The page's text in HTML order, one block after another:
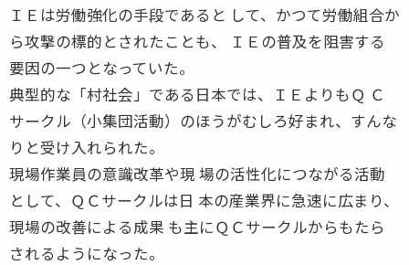
ＩＥは労働強化の手段であると して、かつて労働組合か
ら攻撃の標的とされたことも、 ＩＥの普及を阻害する
要因の一つとなっていた。
典型的な「村社会」である日本では、ＩＥよりもＱ Ｃ
サークル（小集団活動）のほうがむしろ好まれ、すんな
りと受け入れられた。
現場作業員の意識改革や現 場の活性化につながる活動
として、ＱＣサークルは日 本の産業界に急速に広まり、
現場の改善による成果 も主にＱＣサークルからもたら
されるようになった。